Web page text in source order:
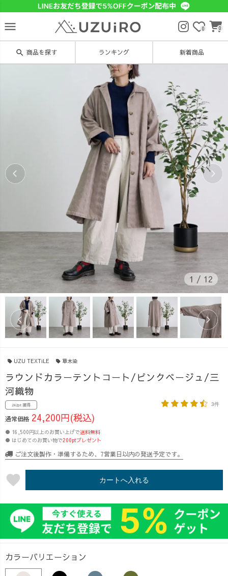
menu 0 0
search 商品を探す ランキング 新着商品
1 / 12
UZU TEXTiLE 草木染
ラウンドカラーテントコート/ピンクベージュ/三
河織物
242pt 獲得 3件
通常価格 24,200円(税込)
● 16,500円以上のお買い上げで送料無料
● はじめてのお買い物で200ptプレゼント
ご注文後製作・準備するため、7営業日以内の発送予定です。
favorite カートへ入れる
カラーバリエーション